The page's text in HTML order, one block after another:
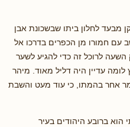
מבעד לחלון ביתו שבשכונת אבן
עם חמורו מן הכפרים בדרכו אל
לרוכל זה כדי להגיע לשער
עדיין היה דליל מאוד. מיהר
אחר בהמתו, כי עוד מעט והשבת
ברובע היהודים בעיר